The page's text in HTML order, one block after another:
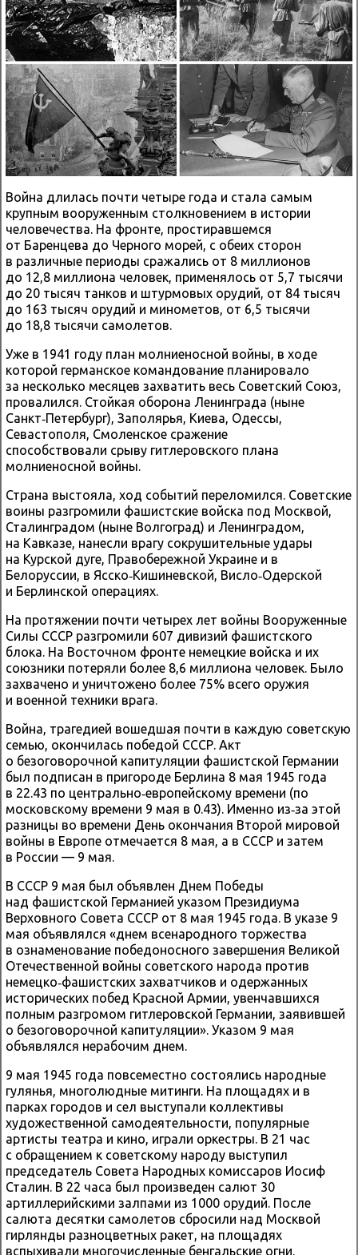
Война длилась почти четыре года и стала самым
крупным вооруженным столкновением в истории
человечества. На фронте, простиравшемся
от Баренцева до Черного морей, с обеих сторон
в различные периоды сражались от 8 миллионов
до 12,8 миллиона человек, применялось от 5,7 тысячи
до 20 тысяч танков и штурмовых орудий, от 84 тысяч
до 163 тысяч орудий и минометов, от 6,5 тысячи
до 18,8 тысячи самолетов.
Уже в 1941 году план молниеносной войны, в ходе
которой германское командование планировало
за несколько месяцев захватить весь Советский Союз,
провалился. Стойкая оборона Ленинграда (ныне
Санкт‑Петербург), Заполярья, Киева, Одессы,
Севастополя, Смоленское сражение
способствовали срыву гитлеровского плана
молниеносной войны.
Страна выстояла, ход событий переломился. Советские
воины разгромили фашистские войска под Москвой,
Сталинградом (ныне Волгоград) и Ленинградом,
на Кавказе, нанесли врагу сокрушительные удары
на Курской дуге, Правобережной Украине и в
Белоруссии, в Ясско‑Кишиневской, Висло‑Одерской
и Берлинской операциях.
На протяжении почти четырех лет войны Вооруженные
Силы СССР разгромили 607 дивизий фашистского
блока. На Восточном фронте немецкие войска и их
союзники потеряли более 8,6 миллиона человек. Было
захвачено и уничтожено более 75% всего оружия
и военной техники врага.
Война, трагедией вошедшая почти в каждую советскую
семью, окончилась победой СССР. Акт
о безоговорочной капитуляции фашистской Германии
был подписан в пригороде Берлина 8 мая 1945 года
в 22.43 по центрально‑европейскому времени (по
московскому времени 9 мая в 0.43). Именно из‑за этой
разницы во времени День окончания Второй мировой
войны в Европе отмечается 8 мая, а в СССР и затем
в России — 9 мая.
В СССР 9 мая был объявлен Днем Победы
над фашистской Германией указом Президиума
Верховного Совета СССР от 8 мая 1945 года. В указе 9
мая объявлялся «днем всенародного торжества
в ознаменование победоносного завершения Великой
Отечественной войны советского народа против
немецко‑фашистских захватчиков и одержанных
исторических побед Красной Армии, увенчавшихся
полным разгромом гитлеровской Германии, заявившей
о безоговорочной капитуляции». Указом 9 мая
объявлялся нерабочим днем.
9 мая 1945 года повсеместно состоялись народные
гулянья, многолюдные митинги. На площадях и в
парках городов и сел выступали коллективы
художественной самодеятельности, популярные
артисты театра и кино, играли оркестры. В 21 час
с обращением к советскому народу выступил
председатель Совета Народных комиссаров Иосиф
Сталин. В 22 часа был произведен салют 30
артиллерийскими залпами из 1000 орудий. После
салюта десятки самолетов сбросили над Москвой
гирлянды разноцветных ракет, на площадях
вспыхивали многочисленные бенгальские огни.